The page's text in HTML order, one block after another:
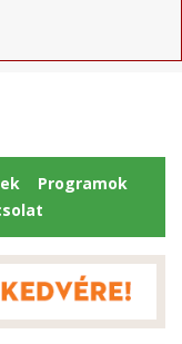
Programok